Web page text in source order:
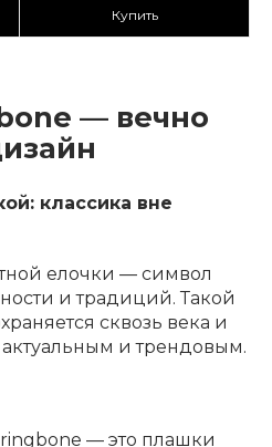
Купить
— вечно
классика вне
елочки — символ
и традиций. Такой
сквозь века и
и трендовым.
— это плашки